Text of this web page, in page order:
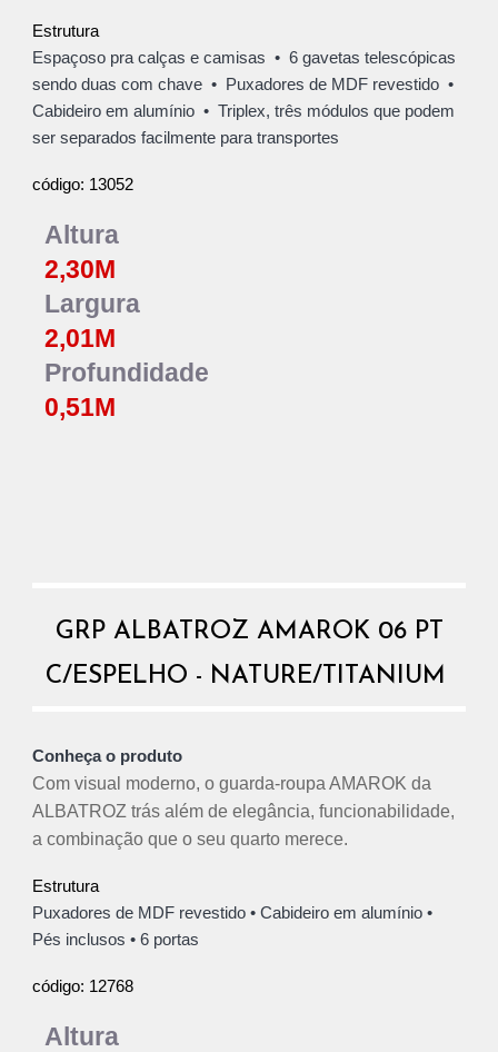
Estrutura
Espaçoso pra calças e camisas • 6gavetas telescópicas
sendo duas com chave • Puxadoresde MDF revestido •
Cabideiro em alumínio • Triplex, três módulos que podem
ser separados facilmente para transportes
código: 13052
Altura
2,30M
Largura
2,01M
Profundidade
0,51M
GRP ALBATROZ AMAROK 06 PT
C/ESPELHO - NATURE/TITANIUM
Conheça o produto
Com visual moderno, o guarda-roupa AMAROK da
ALBATROZ trás além de elegância, funcionabilidade,
a combinação que o seu quarto merece.
Estrutura
Puxadores de MDF revestido•Cabideiro em alumínio •
Pés inclusos• 6 portas
código: 12768
Altura